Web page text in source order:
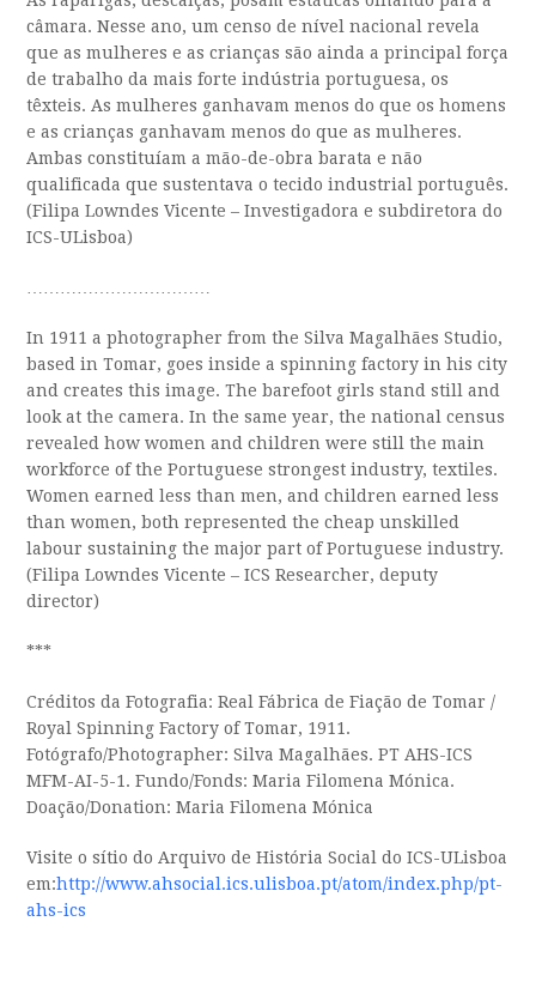
câmara. Nesse ano, um censo de nível nacional revela
que as mulheres e as crianças são ainda a principal força
de trabalho da mais forte indústria portuguesa, os
têxteis. As mulheres ganhavam menos do que os homens
e as crianças ganhavam menos do que as mulheres.
Ambas constituíam a mão-de-obra barata e não
qualificada que sustentava o tecido industrial português.
(Filipa Lowndes Vicente – Investigadora e subdiretora do
ICS-ULisboa)
……………………………
In 1911 a photographer from the Silva Magalhães Studio,
based in Tomar, goes inside a spinning factory in his city
and creates this image. The barefoot girls stand still and
look at the camera. In the same year, the national census
revealed how women and children were still the main
workforce of the Portuguese strongest industry, textiles.
Women earned less than men, and children earned less
than women, both represented the cheap unskilled
labour sustaining the major part of Portuguese industry.
(Filipa Lowndes Vicente – ICS Researcher, deputy
director)
***
Créditos da Fotografia: Real Fábrica de Fiação de Tomar /
Royal Spinning Factory of Tomar, 1911.
Fotógrafo/Photographer: Silva Magalhães. PT AHS-ICS
MFM-AI-5-1. Fundo/Fonds: Maria Filomena Mónica.
Doação/Donation: Maria Filomena Mónica
Visite o sítio do Arquivo de História Social do ICS-ULisboa
em:http://www.ahsocial.ics.ulisboa.pt/atom/index.php/pt-
ahs-ics